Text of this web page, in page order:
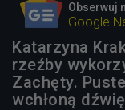
Obserwuj
Google
Katarzyna
rzeźby
Zachęty.
wchłoną